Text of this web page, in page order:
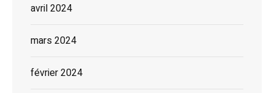
avril 2024
mars 2024
février 2024